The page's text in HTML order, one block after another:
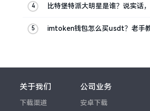
比特堡特派大明星是谁？说实话
imtoken钱包怎么买usdt？老手
关于我们
下载渠道
公司业务
安卓下载